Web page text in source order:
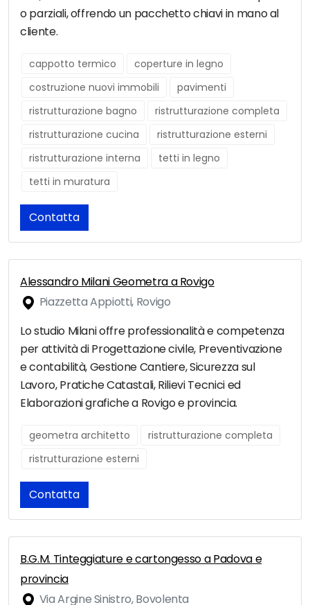
o parziali, offrendo un pacchetto chiavi in mano al
cliente.
cappotto termico
coperture in legno
costruzione nuovi immobili
pavimenti
ristrutturazione bagno
ristrutturazione completa
ristrutturazione cucina
ristrutturazione esterni
ristrutturazione interna
tetti in legno
tetti in muratura
Contatta
Alessandro Milani Geometra a Rovigo
Piazzetta Appiotti, Rovigo
Lo studio Milani offre professionalità e competenza
per attività di Progettazione civile, Preventivazione
e contabilità, Gestione Cantiere, Sicurezza sul
Lavoro, Pratiche Catastali, Rilievi Tecnici ed
Elaborazioni grafiche a Rovigo e provincia.
geometra architetto
ristrutturazione completa
ristrutturazione esterni
Contatta
B.G.M. Tinteggiature e cartongesso a Padova e
provincia
Via Argine Sinistro, Bovolenta